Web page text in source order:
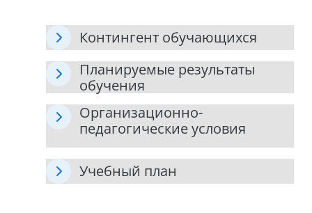
Контингент обучающихся
Планируемые результаты
обучения
Организационно-
педагогические условия
Учебный план